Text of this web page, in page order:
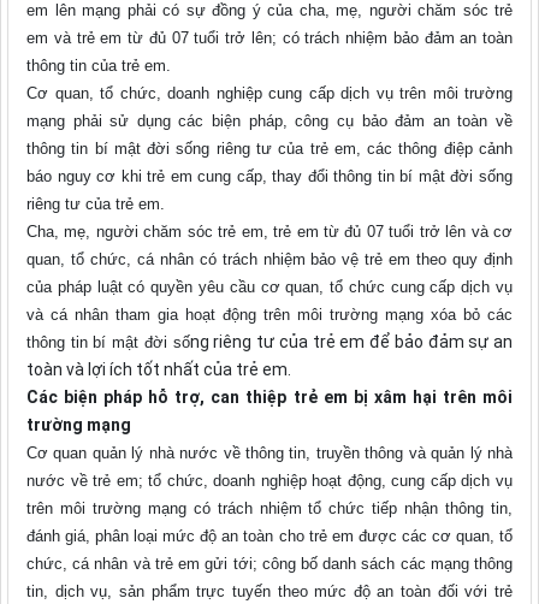
em lên mạng phải có sự đồng ý của cha, mẹ, người chăm sóc trẻ
em và trẻ em từ đủ 07 tuổi trở lên; có trách nhiệm bảo đảm an toàn
thông tin của trẻ em.
Cơ quan, tổ chức, doanh nghiệp cung cấp dịch vụ trên môi trường
mạng phải sử dụng các biện pháp, công cụ bảo đảm an toàn về
thông tin bí mật đời sống riêng tư của trẻ em, các thông điệp cảnh
báo nguy cơ khi trẻ em cung cấp, thay đổi thông tin bí mật đời sống
riêng tư của trẻ em.
Cha, mẹ, người chăm sóc trẻ em, trẻ em từ đủ 07 tuổi trở lên và cơ
quan, tổ chức, cá nhân có trách nhiệm bảo vệ trẻ em theo quy định
của pháp luật có quyền yêu cầu cơ quan, tổ chức cung cấp dịch vụ
và cá nhân tham gia hoạt động trên môi trường mạng xóa bỏ các
thông tin bí mật đời sống riêng tư của trẻ em để bảo đảm sự an
toàn và lợi ích tốt nhất của trẻ em.
Các biện pháp hỗ trợ, can thiệp trẻ em bị xâm hại trên môi
trường mạng
Cơ quan quản lý nhà nước về thông tin, truyền thông và quản lý nhà
nước về trẻ em; tổ chức, doanh nghiệp hoạt động, cung cấp dịch vụ
trên môi trường mạng có trách nhiệm tổ chức tiếp nhận thông tin,
đánh giá, phân loại mức độ an toàn cho trẻ em được các cơ quan, tổ
chức, cá nhân và trẻ em gửi tới; công bố danh sách các mạng thông
tin, dịch vụ, sản phẩm trực tuyến theo mức độ an toàn đối với trẻ